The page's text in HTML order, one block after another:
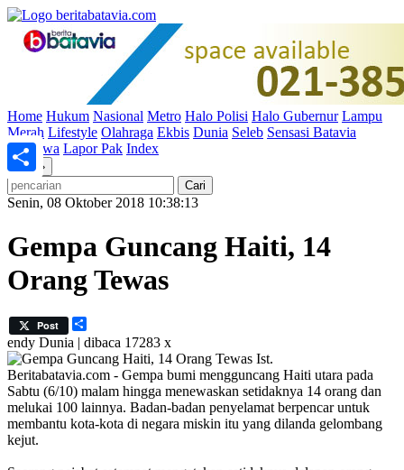
Home Hukum Nasional Metro Halo Polisi Halo Gubernur Lampu
Merah Lifestyle Olahraga Ekbis Dunia Seleb Sensasi Batavia
Peristiwa Lapor Pak Index
»
Senin, 08 Oktober 2018 10:38:13
Gempa Guncang Haiti, 14
Orang Tewas
Post
endy Dunia | dibaca 17283 x
Ist.
Beritabatavia.com - Gempa bumi mengguncang Haiti utara pada
Sabtu (6/10) malam hingga menewaskan setidaknya 14 orang dan
melukai 100 lainnya. Badan-badan penyelamat berpencar untuk
membantu kota-kota di negara miskin itu yang dilanda gelombang
kejut.
Share